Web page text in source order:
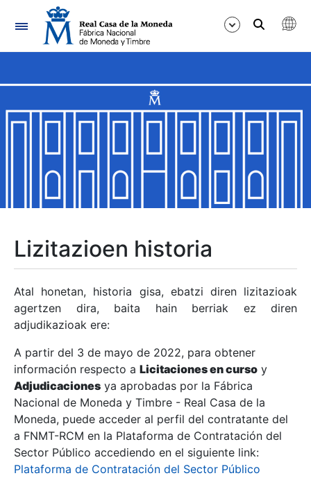
Nabigazioa
Erakutsi/Ezkutatu
Erakutsi/Ezkutatu
Erakutsi/Ezkutatu
Erakutsi/Ezkutatu
Erakutsi/Ezkutatu
Erakutsi/Ezkutatu
Erakutsi/Ezkutatu
Lizitazioen historia
Atal honetan, historia gisa, ebatzi diren lizitazioak
agertzen dira, baita hain berriak ez diren
adjudikazioak ere:
A partir del 3 de mayo de 2022, para obtener
información respecto a Licitaciones en curso y
Adjudicaciones ya aprobadas por la Fábrica
Nacional de Moneda y Timbre - Real Casa de la
Moneda, puede acceder al perfil del contratante del
a FNMT-RCM en la Plataforma de Contratación del
Sector Público accediendo en el siguiente link:
Plataforma de Contratación del Sector Público